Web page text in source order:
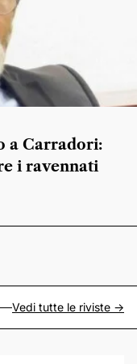
a Carradori:
i ravennati
Vedi tutte le riviste ->